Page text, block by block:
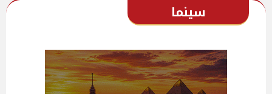
سينما